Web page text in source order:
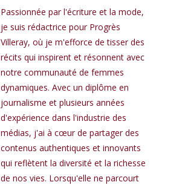
Passionnée par l'écriture et la mode,
je suis rédactrice pour Progrès
Villeray, où je m'efforce de tisser des
récits qui inspirent et résonnent avec
notre communauté de femmes
dynamiques. Avec un diplôme en
journalisme et plusieurs années
d'expérience dans l'industrie des
médias, j'ai à cœur de partager des
contenus authentiques et innovants
qui reflètent la diversité et la richesse
de nos vies. Lorsqu'elle ne parcourt